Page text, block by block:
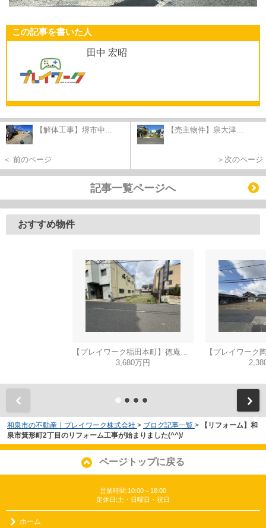
この記事を書いた人
田中 宏昭
【解体工事】堺市中...
＜ 前のページ
【売主物件】泉大津...
＞次のページ
記事一覧ページへ
おすすめ物件
【プレイワーク稲田本町】徳庵駅まで歩6分・土地53坪・前道6ｍ・更地渡し
3,680万円
和泉市の不動産｜プレイワーク株式会社 > ブログ記事一覧 >
【リフォーム】和
泉市箕形町2丁目のリフォーム工事が始まりました(^^)/
ページトップに戻る
営業時間:10:00～18:00
定休日:土・日曜日・祝日
ホーム